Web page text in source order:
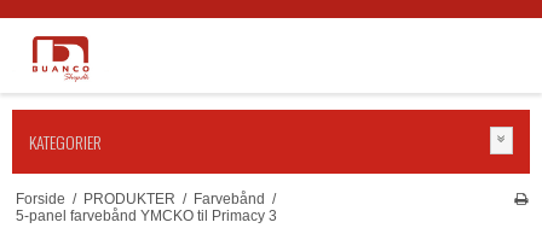
KATEGORIER
Forside / PRODUKTER / Farvebånd /
5-panel farvebånd YMCKO til Primacy 3